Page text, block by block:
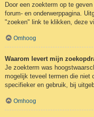
Door een zoekterm op te
forum- en onderwerppagina.
"zoeken" link te klikken, deze
Omhoog
Waarom levert mijn
Je zoekterm was
mogelijk teveel termen die niet
specifieker en gebruik, bij
Omhoog